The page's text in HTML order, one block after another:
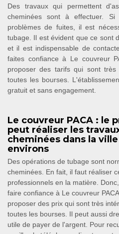
Des travaux qui permettent
cheminées sont à effectuer.
problèmes de fuites, il est
tubage. Il est évident que ce sont
et il est indispensable de
faites confiance à Le couvreur
proposer des tarifs qui sont
toutes les bourses.
gratuit et sans engagement.
Le couvreur PACA : le
peut réaliser les
cheminées dans la
environs
Des opérations de tubage sont
cheminées. En fait, il faut réaliser
professionnels en la matière.
faire confiance à Le couvreur
proposer des prix qui sont très
toutes les bourses. Il peut aussi
utile de payer de l'argent. Pour